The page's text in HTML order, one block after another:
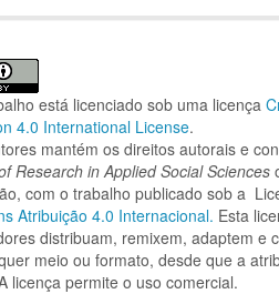
está licenciado sob uma licença
4.0 International License.
mantém os direitos autorais e
Research in Applied Social Sciences
com o trabalho publicado sob a
Atribuição 4.0 Internacional. Esta
distribuam, remixem, adaptem e
meio ou formato, desde que a
licença permite o uso comercial.